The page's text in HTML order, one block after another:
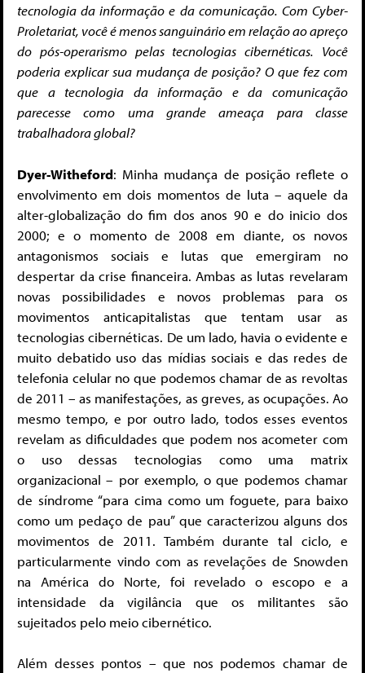
tecnologia da informação e da comunicação. Com Cyber-
Proletariat, você é menos sanguinário em relação ao apreço
do pós-operarismo pelas tecnologias cibernéticas. Você
poderia explicar sua mudança de posição? O que fez com
que a tecnologia da informação e da comunicação
parecesse como uma grande ameaça para classe
trabalhadora global?
Dyer-Witheford: Minha mudança de posição reflete o
envolvimento em dois momentos de luta – aquele da
alter-globalização do fim dos anos 90 e do inicio dos
2000; e o momento de 2008 em diante, os novos
antagonismos sociais e lutas que emergiram no
despertar da crise financeira. Ambas as lutas revelaram
novas possibilidades e novos problemas para os
movimentos anticapitalistas que tentam usar as
tecnologias cibernéticas. De um lado, havia o evidente e
muito debatido uso das mídias sociais e das redes de
telefonia celular no que podemos chamar de as revoltas
de 2011 – as manifestações, as greves, as ocupações. Ao
mesmo tempo, e por outro lado, todos esses eventos
revelam as dificuldades que podem nos acometer com
o uso dessas tecnologias como uma matrix
organizacional – por exemplo, o que podemos chamar
de síndrome “para cima como um foguete, para baixo
como um pedaço de pau” que caracterizou alguns dos
movimentos de 2011. Também durante tal ciclo, e
particularmente vindo com as revelações de Snowden
na América do Norte, foi revelado o escopo e a
intensidade da vigilância que os militantes são
sujeitados pelo meio cibernético.
Além desses pontos – que nos podemos chamar de